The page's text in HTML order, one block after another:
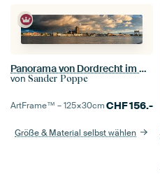
Panorama von Dordrecht im Abendlicht
von Sander Poppe
ArtFrame™ –125×30cmCHF156.-
Größe & Material selbst wählen